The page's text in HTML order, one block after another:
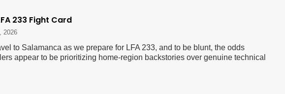
233 Fight Card
2026
to Salamanca as we prepare for LFA 233, and to be blunt, the odds
appear to be prioritizing home-region backstories over genuine technical